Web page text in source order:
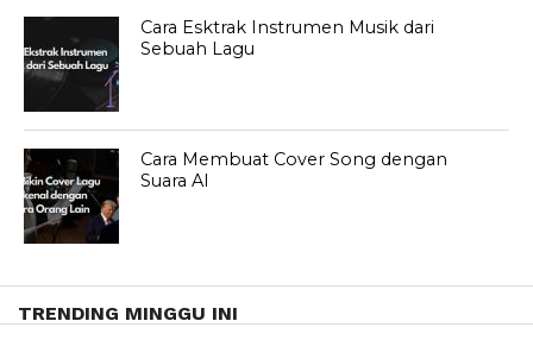
Cara Esktrak Instrumen Musik dari
Sebuah Lagu
Cara Membuat Cover Song dengan
Suara AI
TRENDING MINGGU INI